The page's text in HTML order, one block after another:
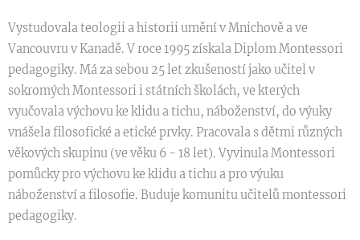
Vystudovala teologii a historii umění v Mnichově a ve
Vancouvru v Kanadě. V roce 1995 získala Diplom Montessori
pedagogiky. Má za sebou 25 let zkušeností jako učitel v
sokromých Montessori i státních školách, ve kterých
vyučovala výchovu ke klidu a tichu, náboženství, do výuky
vnášela filosofické a etické prvky. Pracovala s dětmi různých
věkových skupinu (ve věku 6 - 18 let). Vyvinula Montessori
pomůcky pro výchovu ke klidu a tichu a pro výuku
náboženství a filosofie. Buduje komunitu učitelů montessori
pedagogiky.